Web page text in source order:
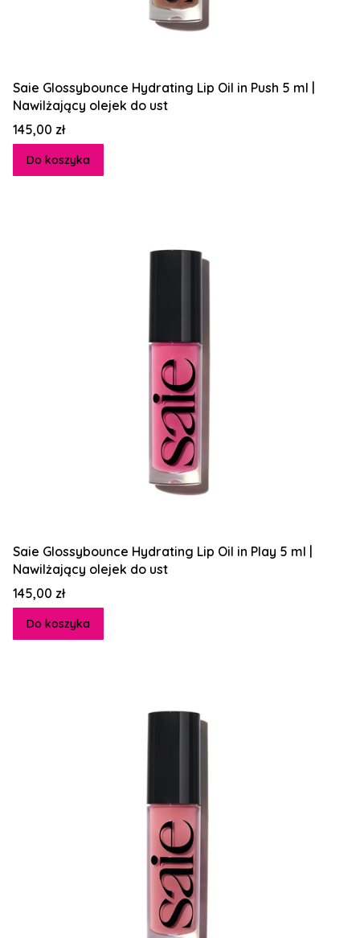
Saie Glossybounce Hydrating Lip Oil in Push 5 ml |
Nawilżający olejek do ust
Cena
145,00 zł
Do koszyka
Saie Glossybounce Hydrating Lip Oil in Play 5 ml |
Nawilżający olejek do ust
Cena
145,00 zł
Do koszyka